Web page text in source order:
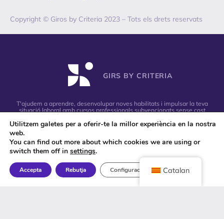
Copyright © Giros by Criteria 2023 – Tots els drets reservats
GIRS BY CRITERIA
T'ajudem a aprendre, desenvolupar noves habilitats i impulsar la teva
situació laboral amb cursos professionals subvencionats sense cost
Catalan
Utilitzem galetes per a oferir-te la millor experiència en la nostra
web.
You can find out more about which cookies we are using or
switch them off in settings.
Accepta Rebutja Configuració